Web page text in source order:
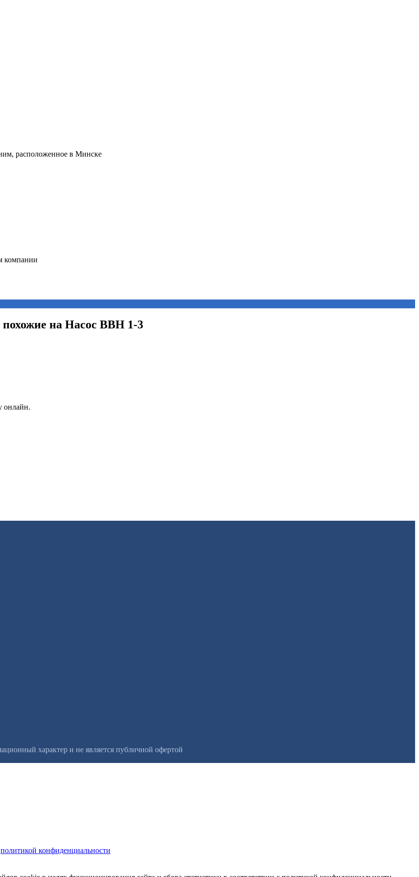
похожие на Насос ВВН 1-3
онлайн.
характер и не является публичной офертой
политикой конфиденциальности